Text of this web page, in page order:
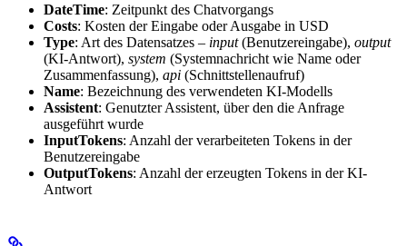
DateTime: Zeitpunkt des Chatvorgangs
Costs: Kosten der Eingabe oder Ausgabe in USD
Type: Art des Datensatzes – input(Benutzereingabe), output
(KI-Antwort), system (Systemnachricht wie Name oder
Zusammenfassung), api (Schnittstellenaufruf)
Name: Bezeichnung des verwendeten KI-Modells
Assistent: Genutzter Assistent, über den die Anfrage
ausgeführt wurde
InputTokens: Anzahl der verarbeiteten Tokens in der
Benutzereingabe
OutputTokens: Anzahl der erzeugten Tokens in der KI-
Antwort